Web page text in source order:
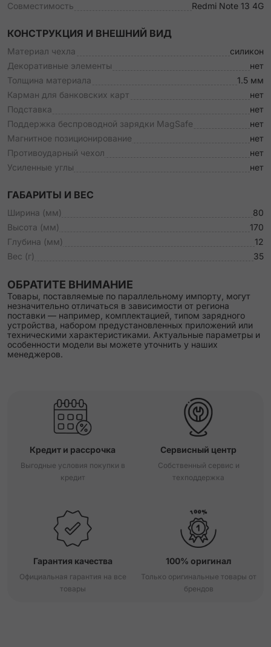
Совместимость
Redmi Note 13 4G
КОНСТРУКЦИЯ И ВНЕШНИЙ ВИД
Материал чехла
силикон
Декоративные элементы
нет
Толщина материала
1.5 мм
Карман для банковских карт
нет
Подставка
нет
Поддержка беспроводной зарядки MagSafe
нет
Магнитное позиционирование
нет
Противоударный чехол
нет
Усиленные углы
нет
ГАБАРИТЫ И ВЕС
Ширина (мм)
80
Высота (мм)
170
Глубина (мм)
12
Вес (г)
35
ОБРАТИТЕ ВНИМАНИЕ
Товары, поставляемые по параллельному импорту, могут
незначительно отличаться в зависимости от региона
поставки — например, комплектацией, типом зарядного
устройства, набором предустановленных приложений или
техническими характеристиками. Актуальные параметры и
особенности модели вы можете уточнить у наших
менеджеров.
Кредит и рассрочка
Выгодные условия покупки в
кредит
Сервисный центр
Собственный сервис и
техподдержка
Гарантия качества
Официальная гарантия на все
товары
100% оригинал
Только оригинальные товары от
брендов